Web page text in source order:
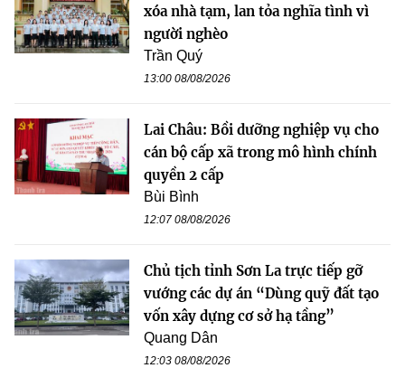
xóa nhà tạm, lan tỏa nghĩa tình vì
người nghèo
Trần Quý
13:00 08/08/2026
Lai Châu: Bồi dưỡng nghiệp vụ cho
cán bộ cấp xã trong mô hình chính
quyền 2 cấp
Bùi Bình
12:07 08/08/2026
Chủ tịch tỉnh Sơn La trực tiếp gỡ
vướng các dự án “Dùng quỹ đất tạo
vốn xây dựng cơ sở hạ tầng”
Quang Dân
12:03 08/08/2026